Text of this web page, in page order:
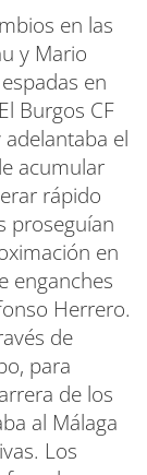
en las
y Mario
en
Burgos CF
el
acumular
rápido
proseguían
en
enganches
Herrero.
de
para
de los
al Málaga
Los